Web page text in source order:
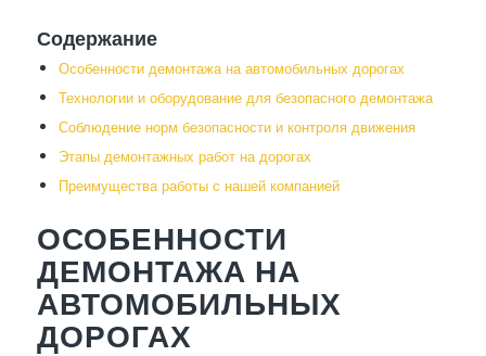
Содержание
Особенности демонтажа на автомобильных дорогах
Технологии и оборудование для безопасного демонтажа
Соблюдение норм безопасности и контроля движения
Этапы демонтажных работ на дорогах
Преимущества работы с нашей компанией
ОСОБЕННОСТИ
ДЕМОНТАЖА НА
АВТОМОБИЛЬНЫХ
ДОРОГАХ